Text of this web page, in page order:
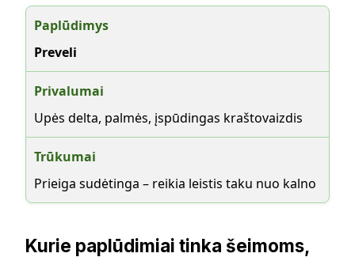
Preveli
Upės delta, palmės, įspūdingas kraštovaizdis
Prieiga sudėtinga – reikia leistis taku nuo kalno
Kurie paplūdimiai tinka šeimoms,